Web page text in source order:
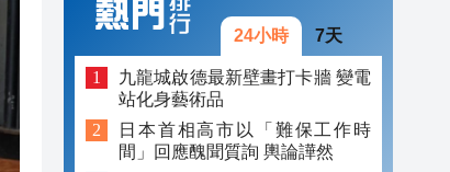
11:19
24小時 7天
九龍城啟德最新壁畫打卡牆 變電
站化身藝術品
日本首相高市以「難保工作時
間」回應醜聞質詢 輿論譁然